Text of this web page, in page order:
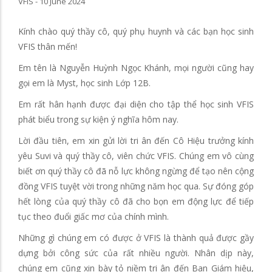
Kính chào quý thầy cô, quý phụ huynh và các bạn học sinh
VFIS thân mến!
Em tên là Nguyễn Huỳnh Ngọc Khánh, mọi người cũng hay
gọi em là Myst, học sinh Lớp 12B.
Em rất hân hạnh được đại diện cho tập thể học sinh VFIS
phát biểu trong sự kiện ý nghĩa hôm nay.
Lời đầu tiên, em xin gửi lời tri ân đến Cô Hiệu trưởng kính
yêu Suvi và quý thầy cô, viên chức VFIS. Chúng em vô cùng
biết ơn quý thầy cô đã nỗ lực không ngừng để tạo nên cộng
đồng VFIS tuyệt vời trong những năm học qua. Sự đóng góp
hết lòng của quý thầy cô đã cho bọn em động lực để tiếp
tục theo đuổi giấc mơ của chính mình.
Những gì chúng em có được ở VFIS là thành quả được gầy
dựng bởi công sức của rất nhiều người. Nhân dịp này,
chúng em cũng xin bày tỏ niềm tri ân đến Ban Giám hiệu,